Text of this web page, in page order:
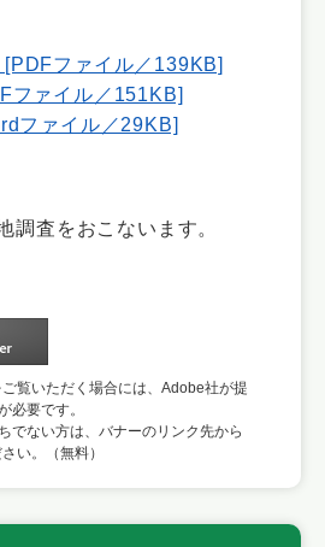
[PDFファイル／139KB]
ファイル／151KB]
ファイル／29KB]
調査をおこないます。
覧いただく場合には、Adobe社が提
必要です。
でない方は、バナーのリンク先から
い。（無料）